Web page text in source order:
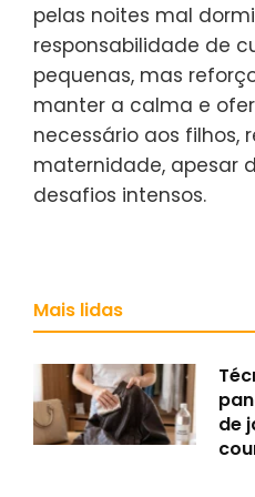
pelas noites mal
responsabilidade de
pequenas, mas
manter a calma e
necessário aos filhos,
maternidade, apesar
desafios intensos.
Mais lidas
de